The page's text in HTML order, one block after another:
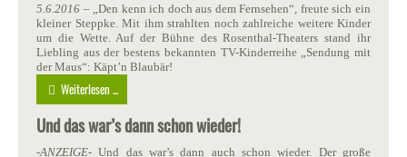
5.6.2016 – „Den kenn ich doch aus dem Fernsehen“, freute sich ein
kleiner Steppke. Mit ihm strahlten noch zahlreiche weitere Kinder
um die Wette. Auf der Bühne des Rosenthal-Theaters stand ihr
Liebling aus der bestens bekannten TV-Kinderreihe „Sendung mit
der Maus“: Käpt’n Blaubär!
Weiterlesen ...
Und das war’s dann schon wieder!
-ANZEIGE- Und das war’s dann auch schon wieder. Der große